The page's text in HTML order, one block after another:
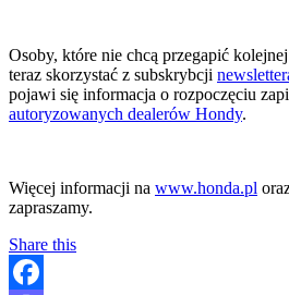
Osoby, które nie chcą przegapić
teraz skorzystać z subskrybcji
pojawi się informacja o rozpoczęciu
autoryzowanych dealerów Hondy.
Więcej informacji na www.honda.pl
zapraszamy.
Share this